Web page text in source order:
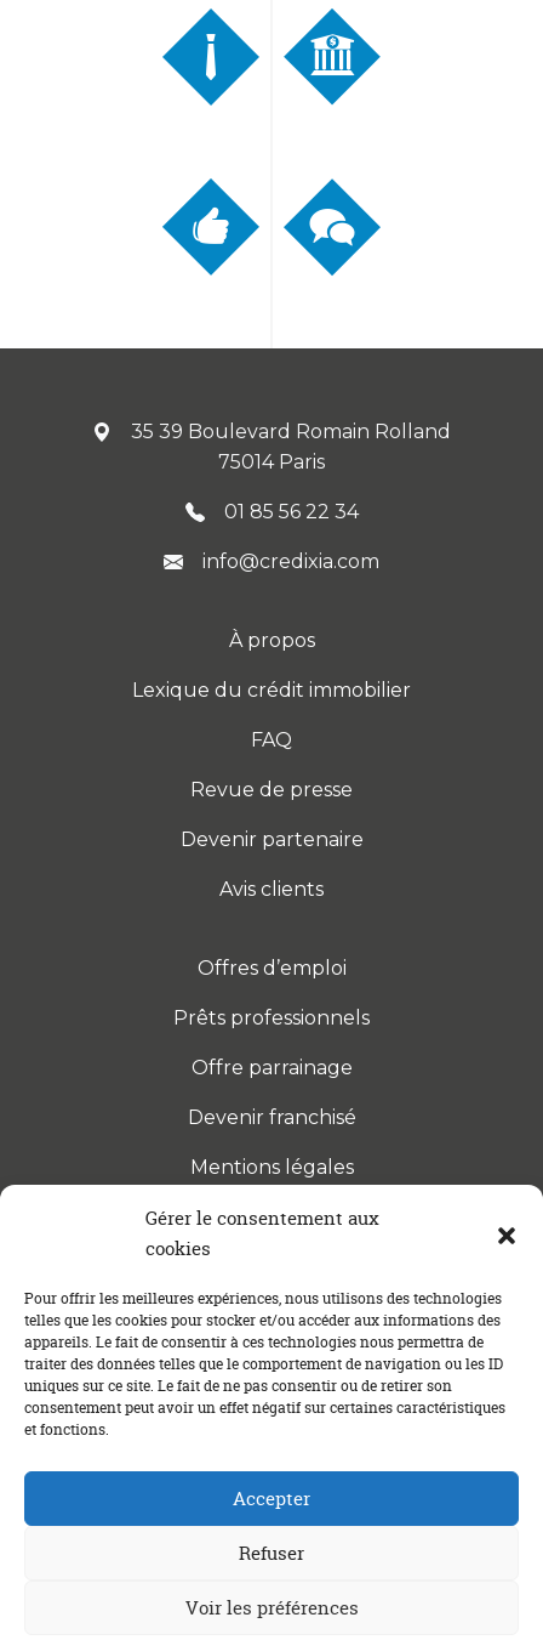
Gérer le consentement aux
cookies
Pour offrir les meilleures expériences, nous utilisons des technologies
telles que les cookies pour stocker et/ou accéder aux informations des
appareils. Le fait de consentir à ces technologies nous permettra de
traiter des données telles que le comportement de navigation ou les ID
uniques sur ce site. Le fait de ne pas consentir ou de retirer son
consentement peut avoir un effet négatif sur certaines caractéristiques
et fonctions.
Accepter
Refuser
Voir les préférences
35 39 Boulevard Romain Rolland
75014 Paris
01 85 56 22 34
info@credixia.com
À propos
Lexique du crédit immobilier
FAQ
Revue de presse
Devenir partenaire
Avis clients
Offres d’emploi
Prêts professionnels
Offre parrainage
Devenir franchisé
Mentions légales
S’INSCRIRE À LA NEWSLETTER
Abonnez-vous à notre newsletter pour être tenu au
courant des dernières actualités concernant le
crédit immobilier !
Un crédit vous engage et doit être remboursé. Vérifiez vos
capacités de remboursement avant de vous engager.